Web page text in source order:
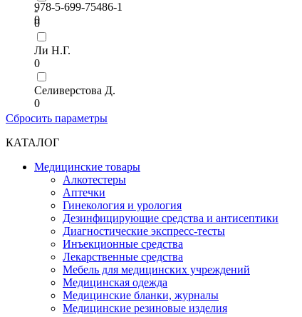
978-5-699-75486-1
0
-
0
Ли Н.Г.
0
Селиверстова Д.
0
Сбросить параметры
КАТАЛОГ
Медицинские товары
Алкотестеры
Аптечки
Гинекология и урология
Дезинфицирующие средства и антисептики
Диагностические экспресс-тесты
Инъекционные средства
Лекарственные средства
Мебель для медицинских учреждений
Медицинская одежда
Медицинские бланки, журналы
Медицинские резиновые изделия